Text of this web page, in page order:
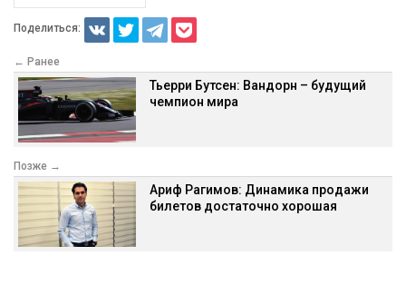
Поделиться:
← Ранее
Тьерри Бутсен: Вандорн – будущий
чемпион мира
Позже →
Ариф Рагимов: Динамика продажи
билетов достаточно хорошая